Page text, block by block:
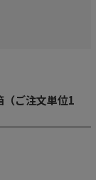
ご注文単位1